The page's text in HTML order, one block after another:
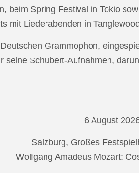
beim Spring Festival in Tokio
mit Liederabenden in
Grammophon,
Schubert-Aufnahmen,
6 August
Salzburg, Großes
Wolfgang Amadeus Mozart: